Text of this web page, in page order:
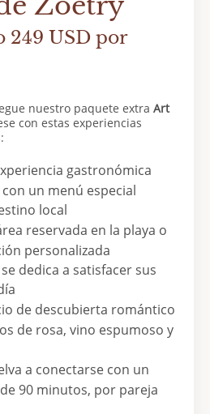
249 USD por
nuestro paquete extra Art
con estas experiencias
gastronómica
un menú especial
local
reservada en la playa o
personalizada
dedica a satisfacer sus
de descubierta romántico
de rosa, vino espumoso y
a conectarse con un
90 minutos, por pareja